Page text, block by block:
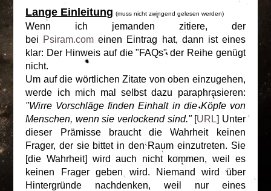
Lange Einleitung (muss nicht zwingend gelesen werden)
Wenn ich jemanden zitiere, der
bei Psiram.com einen Eintrag hat, dann ist eines
klar: Der Hinweis auf die "FAQs" der Reihe genügt
nicht.
Um auf die wörtlichen Zitate von oben einzugehen,
werde ich mich mal selbst dazu paraphrasieren:
"Wirre Vorschläge finden Einhalt in die Köpfe von
Menschen, wenn sie verlockend sind."[URL] Unter
dieser Prämisse braucht die Wahrheit keinen
Frager, der sie bittet in den Raum einzutreten. Sie
[die Wahrheit] wird auch nicht kommen, weil es
keinen Frager geben wird. Niemand wird über
Hintergründe nachdenken, weil nur eines